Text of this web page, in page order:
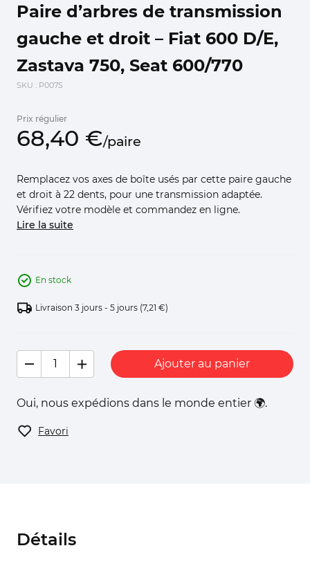
Paire d’arbres de transmission
gauche et droit – Fiat 600 D/E,
Zastava 750, Seat 600/770
SKU : P007S
Prix régulier
68,40 €/paire
Remplacez vos axes de boîte usés par cette paire gauche
et droit à 22 dents, pour une transmission adaptée.
Vérifiez votre modèle et commandez en ligne.
Lire la suite
En stock
Livraison 3 jours - 5 jours (7,21 €)
Ajouter au panier
Oui, nous expédions dans le monde entier 🌍.
Favori
Détails